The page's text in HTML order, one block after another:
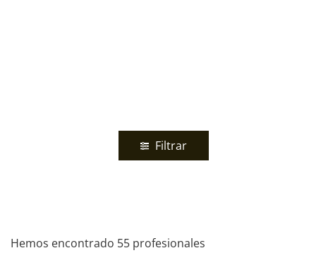
Filtrar
Hemos encontrado 55 profesionales